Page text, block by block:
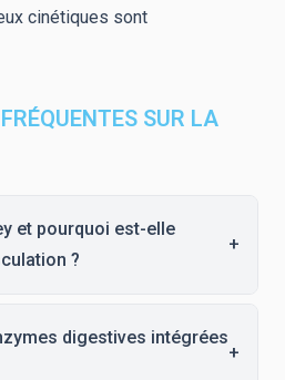
cinétiques sont
SUR LA
et pourquoi est-elle
?
+
digestives intégrées
+